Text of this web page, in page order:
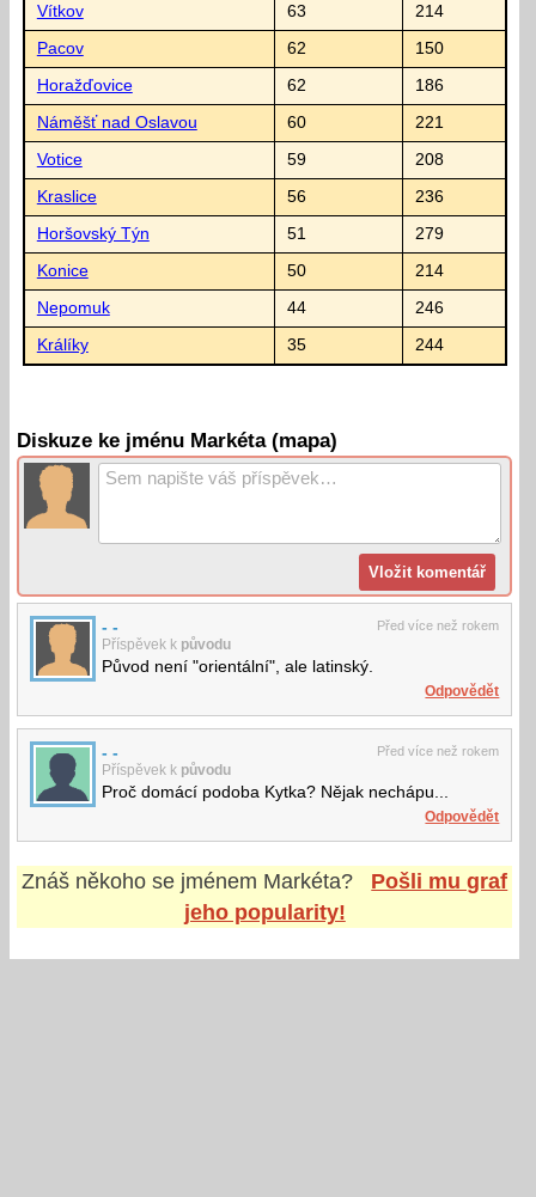
Vítkov 63 214
Pacov 62 150
Horažďovice 62 186
Náměšť nad Oslavou 60 221
Votice 59 208
Kraslice 56 236
Horšovský Týn 51 279
Konice 50 214
Nepomuk 44 246
Králíky 35 244
Diskuze ke jménu Markéta (mapa)
Před více než rokem
- -
Příspěvek k původu
Původ není "orientální", ale latinský.
Odpovědět
Před více než rokem
- -
Příspěvek k původu
Proč domácí podoba Kytka? Nějak nechápu...
Odpovědět
Znáš někoho se jménem Markéta?
Pošli mu graf
jeho popularity!